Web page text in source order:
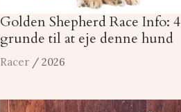
Golden Shepherd Race Info: 4
grunde til at eje denne hund
Racer / 2026